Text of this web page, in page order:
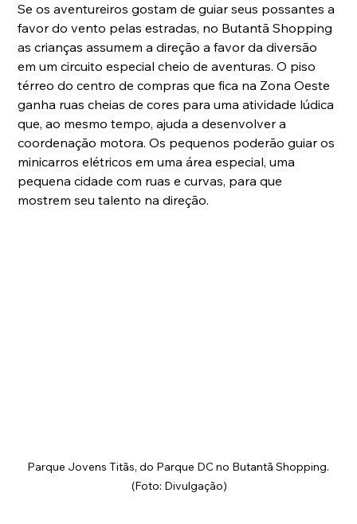
Se os aventureiros gostam de guiar seus possantes a
favor do vento pelas estradas, no Butantã Shopping
as crianças assumem a direção a favor da diversão
em um circuito especial cheio de aventuras. O piso
térreo do centro de compras que fica na Zona Oeste
ganha ruas cheias de cores para uma atividade lúdica
que, ao mesmo tempo, ajuda a desenvolver a
coordenação motora. Os pequenos poderão guiar os
minicarros elétricos em uma área especial, uma
pequena cidade com ruas e curvas, para que
mostrem seu talento na direção.
Parque Jovens Titãs, do Parque DC no Butantã Shopping.
(Foto: Divulgação)